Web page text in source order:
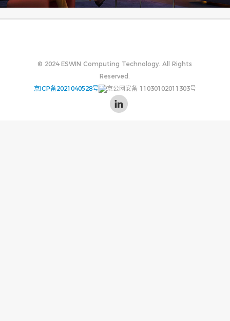
© 2024 ESWIN Computing Technology. All Rights
Reserved.
京ICP备2021040528号
京公网安备 11030102011303号